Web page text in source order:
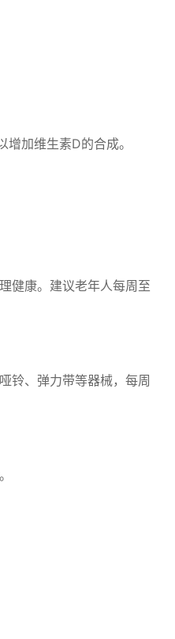
加维生素D的合成。
健康。建议老年人每周至
铃、弹力带等器械，每周